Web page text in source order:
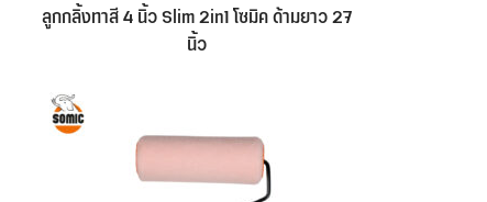
ลูกกลิ้งทาสี 4 นิ้ว Slim 2in1 โซมิค ด้ามยาว 27
นิ้ว